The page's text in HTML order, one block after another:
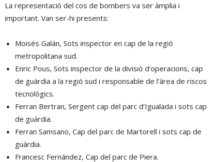
La representació del cos de bombers va ser àmplia i
important. Van ser-hi presents:
Moisés Galán, Sots inspector en cap de la regió
metropolitana sud.
Enric Pous, Sots inspector de la divisió d’operacions, cap
de guàrdia a la regió sud i responsable de l’àrea de riscos
tecnològics.
Ferran Bertran, Sergent cap del parc d’Igualada i sots cap
de guàrdia.
Ferran Samsano, Cap del parc de Martorell i sots cap de
guàrdia.
Francesc Fernández, Cap del parc de Piera.